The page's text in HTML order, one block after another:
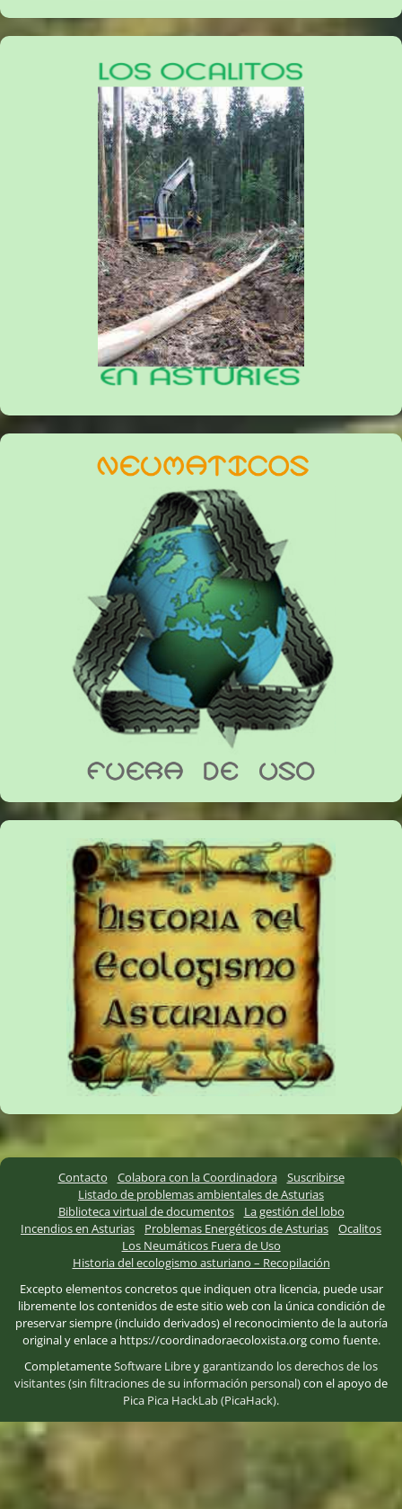
Contacto Colabora con la Coordinadora
Suscribirse
Listado de problemas ambientales de Asturias
Biblioteca virtual de documentos
La gestión del lobo
Incendios en Asturias
Problemas Energéticos de Asturias
Ocalitos
Los Neumáticos Fuera de Uso
Historia del ecologismo asturiano – Recopilación
Excepto elementos concretos que indiquen otra licencia, puede usar
libremente los contenidos de este sitio web con la única condición de
preservar siempre (incluido derivados) el reconocimiento de la autoría
original y enlace a https://coordinadoraecoloxista.org como fuente.
CompletamenteSoftware Libreygarantizando los derechos de los
visitantes (sin filtraciones de su información personal)con el apoyo de
Pica Pica HackLab (PicaHack).